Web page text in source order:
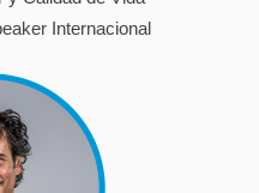
Internacional